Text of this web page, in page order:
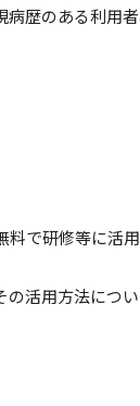
歴のある利用
で研修等に活
活用方法につい